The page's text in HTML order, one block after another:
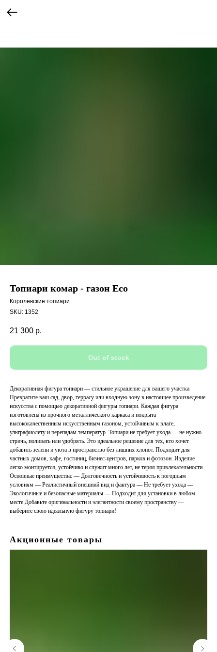
Топиари комар - газон Eco
Королевские топиари
SKU: 1352
21 300 р.
Out of stock
Декоративная фигура топиари — стильное украшение для вашего участка
Превратите ваш сад, двор, террасу или входную зону в настоящее произведение
искусства с помощью декоративной фигуры топиари. Каждая фигура
изготовлена из прочного металлического каркаса и покрыта
высококачественным искусственным газоном, устойчивым к влаге,
ультрафиолету и перепадам температур. Топиари не требует ухода — не нужно
стричь, поливать или удобрять. Это идеальное решение для тех, кто хочет
добавить зелени и уюта в пространство без лишних хлопот. Подходит для
частных домов, кафе, гостиниц, бизнес-центров, парков и фотозон. Изделие
легко монтируется, устойчиво и служит много лет, не теряя привлекательности.
Основные преимущества: — Долговечность и устойчивость к погодным
условиям — Реалистичный внешний вид и фактура — Не требует ухода —
Экологичные и безопасные материалы — Подходит для установки в любом
месте Добавьте оригинальности и элегантности своему пространству —
выберите свою идеальную фигуру топиари!
Акционные товары